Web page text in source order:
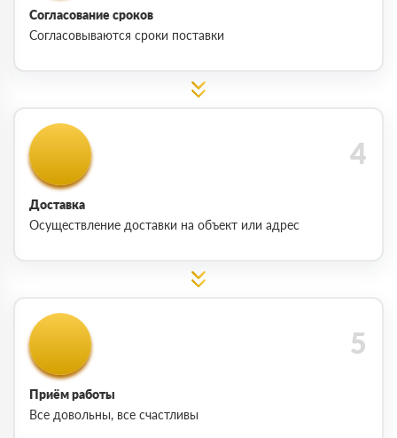
Согласование сроков
Согласовываются сроки поставки
Доставка
Осуществление доставки на объект или адрес
Приём работы
Все довольны, все счастливы